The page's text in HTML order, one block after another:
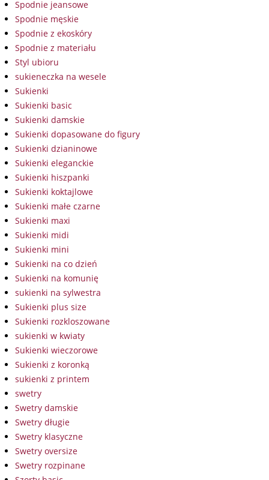
Spodnie jeansowe
Spodnie męskie
Spodnie z ekoskóry
Spodnie z materiału
Styl ubioru
sukieneczka na wesele
Sukienki
Sukienki basic
Sukienki damskie
Sukienki dopasowane do figury
Sukienki dzianinowe
Sukienki eleganckie
Sukienki hiszpanki
Sukienki koktajlowe
Sukienki małe czarne
Sukienki maxi
Sukienki midi
Sukienki mini
Sukienki na co dzień
Sukienki na komunię
sukienki na sylwestra
Sukienki plus size
Sukienki rozkloszowane
sukienki w kwiaty
Sukienki wieczorowe
Sukienki z koronką
sukienki z printem
swetry
Swetry damskie
Swetry długie
Swetry klasyczne
Swetry oversize
Swetry rozpinane